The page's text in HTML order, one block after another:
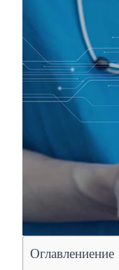
Оглавлениение